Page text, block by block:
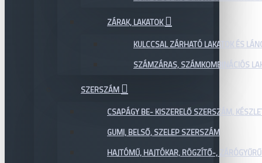
ZÁRAK, LAKATOK
KULCCSAL ZÁRHATÓ LAKATOK ÉS
SZÁMZÁRAS, SZÁMKOMBINÁCIÓS
SZERSZÁM
CSAPÁGY BE- KISZERELŐ SZERSZÁM,
GUMI, BELSŐ, SZELEP SZERSZÁM
HAJTÓMŰ, HAJTÓKAR, RÖGZÍTŐ-,